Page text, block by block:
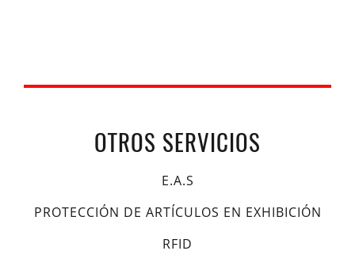
OTROS SERVICIOS
E.A.S
PROTECCIÓN DE ARTÍCULOS EN EXHIBICIÓN
RFID